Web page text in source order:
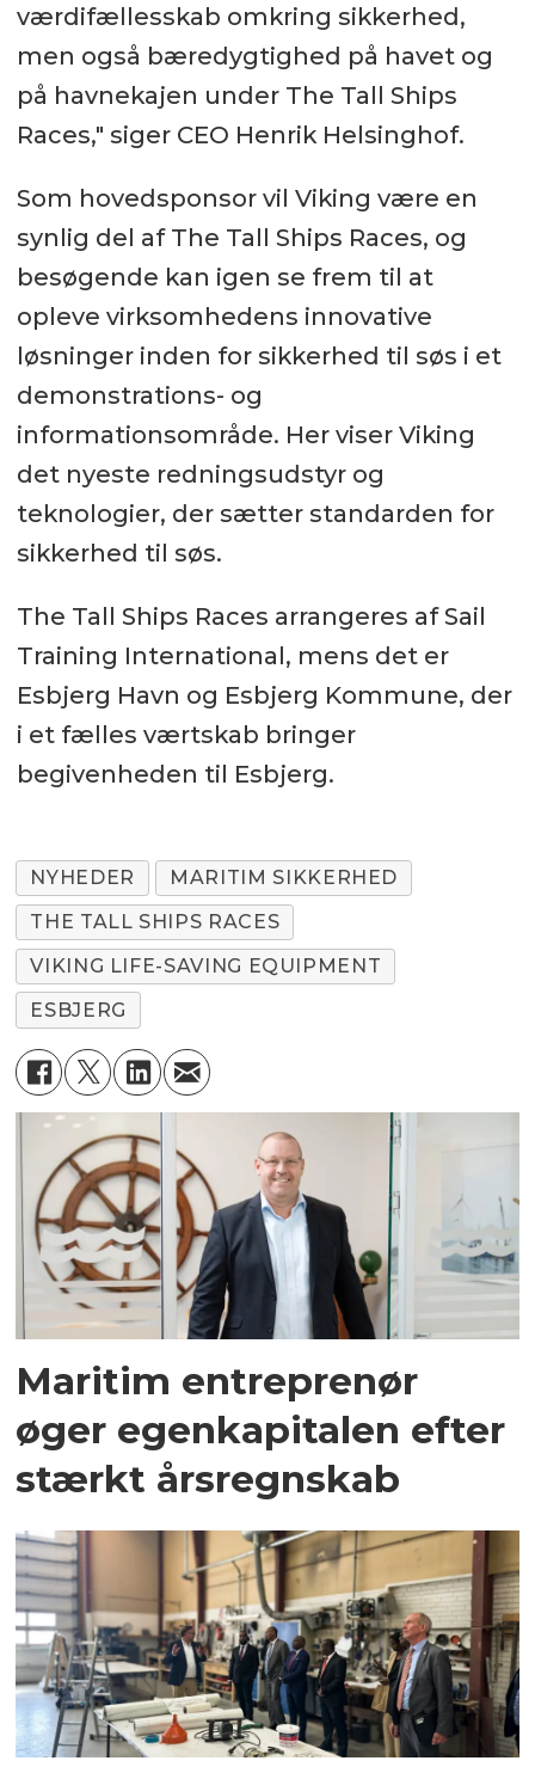
værdifællesskab omkring sikkerhed,
men også bæredygtighed på havet og
på havnekajen under The Tall Ships
Races," siger CEO Henrik Helsinghof.
Som hovedsponsor vil Viking være en
synlig del af The Tall Ships Races, og
besøgende kan igen se frem til at
opleve virksomhedens innovative
løsninger inden for sikkerhed til søs i et
demonstrations- og
informationsområde. Her viser Viking
det nyeste redningsudstyr og
teknologier, der sætter standarden for
sikkerhed til søs.
The Tall Ships Races arrangeres af Sail
Training International, mens det er
Esbjerg Havn og Esbjerg Kommune, der
i et fælles værtskab bringer
begivenheden til Esbjerg.
NYHEDER
MARITIM SIKKERHED
THE TALL SHIPS RACES
VIKING LIFE-SAVING EQUIPMENT
ESBJERG
Maritim entreprenør
øger egenkapitalen efter
stærkt årsregnskab